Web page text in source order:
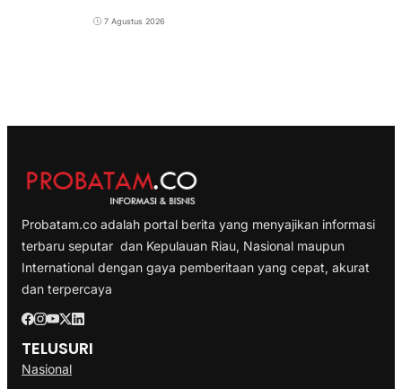
7 Agustus 2026
Probatam.co adalah portal berita yang menyajikan informasi
terbaru seputar dan Kepulauan Riau, Nasional maupun
International dengan gaya pemberitaan yang cepat, akurat
dan terpercaya
TELUSURI
Nasional